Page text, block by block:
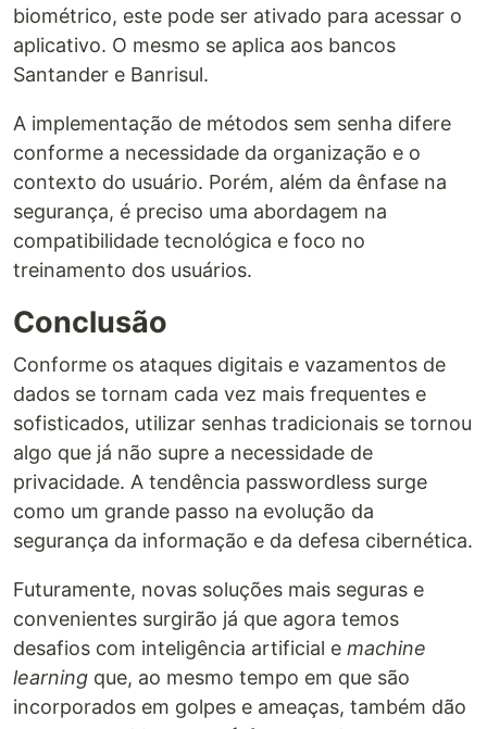
biométrico, este pode ser ativado para acessar o
aplicativo. O mesmo se aplica aos bancos
Santander e Banrisul.
A implementação de métodos sem senha difere
conforme a necessidade da organização e o
contexto do usuário. Porém, além da ênfase na
segurança, é preciso uma abordagem na
compatibilidade tecnológica e foco no
treinamento dos usuários.
Conclusão
Conforme os ataques digitais e vazamentos de
dados se tornam cada vez mais frequentes e
sofisticados, utilizar senhas tradicionais se tornou
algo que já não supre a necessidade de
privacidade. A tendência passwordless surge
como um grande passo na evolução da
segurança da informação e da defesa cibernética.
Futuramente, novas soluções mais seguras e
convenientes surgirão já que agora temos
desafios com inteligência artificial e machine
learning que, ao mesmo tempo em que são
incorporados em golpes e ameaças, também dão